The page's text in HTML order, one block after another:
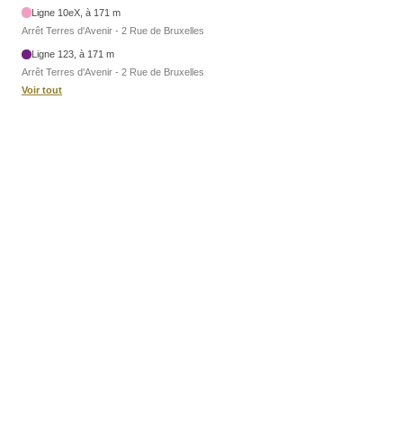
Ligne 10eX, à 171 m
Arrêt Terres d'Avenir - 2 Rue de Bruxelles
Ligne 123, à 171 m
Arrêt Terres d'Avenir - 2 Rue de Bruxelles
Voir tout